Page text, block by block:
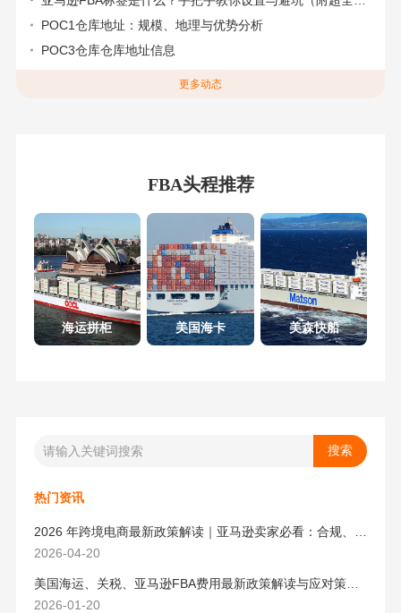
POC1仓库地址：规模、地理与优势分析
POC3仓库仓库地址信息
更多动态
FBA头程推荐
海运拼柜 美国海卡 美森快船
热门资讯
2026-04-20
美国海运、关税、亚马逊FBA费用最新政策解读与应对策略（2026版）
2026-01-20